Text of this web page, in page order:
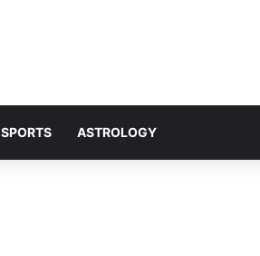
SPORTS ASTROLOGY